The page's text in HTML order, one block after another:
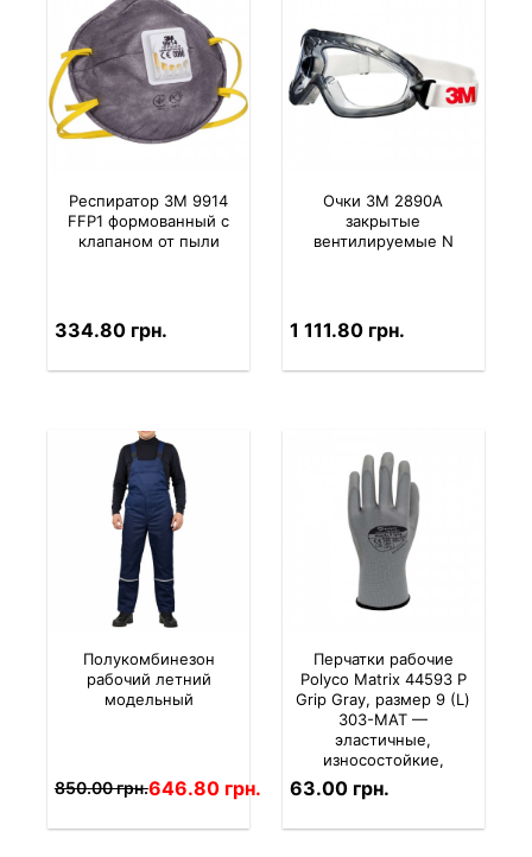
Респиратор 3M 9914
FFP1 формованный с
клапаном от пыли
334.80 грн.
Очки 3M 2890A
закрытые
вентилируемые N
1 111.80 грн.
Полукомбинезон
рабочий летний
модельный
646.80 грн.
850.00 грн.
Перчатки рабочие
Polyco Matrix 44593 P
Grip Gray, размер 9 (L)
303-МАТ —
эластичные,
износостойкие,
дышащие, с ПУ
покрытием на
63.00 грн.